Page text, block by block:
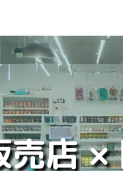
ータ
漁業